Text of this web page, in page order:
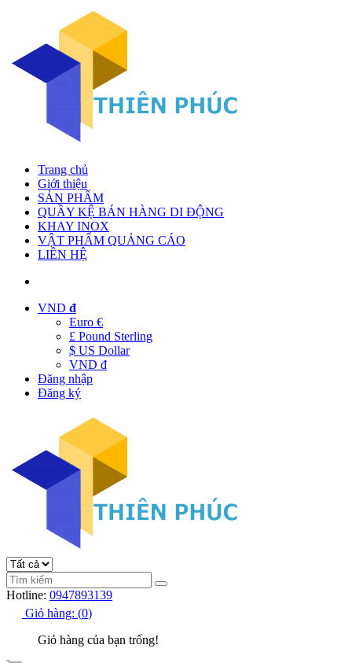
Trang chủ
Giới thiệu
SẢN PHẨM
QUẦY KỆ BÁN HÀNG DI ĐỘNG
KHAY INOX
VẬT PHẨM QUẢNG CÁO
LIÊN HỆ
VND đ
Euro €
£ Pound Sterling
$ US Dollar
VND đ
Đăng nhập
Đăng ký
Hotline: 0947893139
Giỏ hàng: (0)
Giỏ hàng của bạn trống!